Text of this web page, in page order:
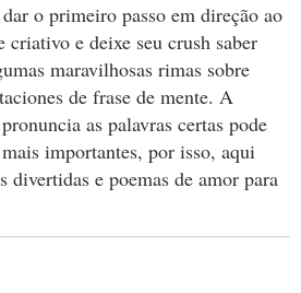
o primeiro passo em direção ao
criativo e deixe seu crush saber
maravilhosas rimas sobre
de frase de mente. A
as palavras certas pode
importantes, por isso, aqui
divertidas e poemas de amor para